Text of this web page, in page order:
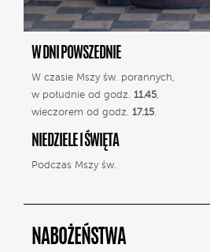
W DNI POWSZEDNIE
W czasie Mszy św. porannych,
w południe od godz. 11.45
wieczorem od godz. 17.15
NIEDZIELE I ŚWIĘTA
Podczas Mszy św.
NABOŻEŃSTWA